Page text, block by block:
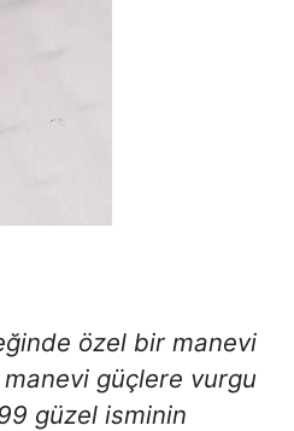
özel bir manevi
manevi güçlere vurgu
güzel isminin